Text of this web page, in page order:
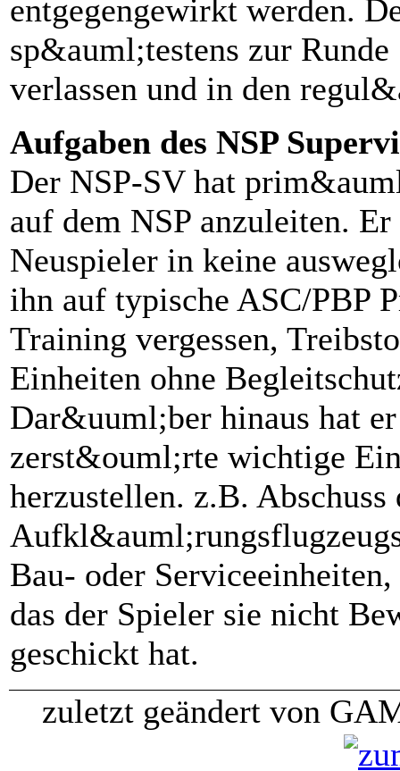
entgegengewirkt werden.
sp&auml;testens zur
verlassen und in den
Aufgaben des NSP
Der NSP-SV hat
auf dem NSP anzuleiten.
Neuspieler in keine
ihn auf typische ASC/PBP
Training vergessen,
Einheiten ohne
Dar&uuml;ber hinaus hat
zerst&ouml;rte wichtige
herzustellen. z.B. Abschuss
Bau- oder
das der Spieler sie nicht
geschickt hat.
zuletzt geändert von